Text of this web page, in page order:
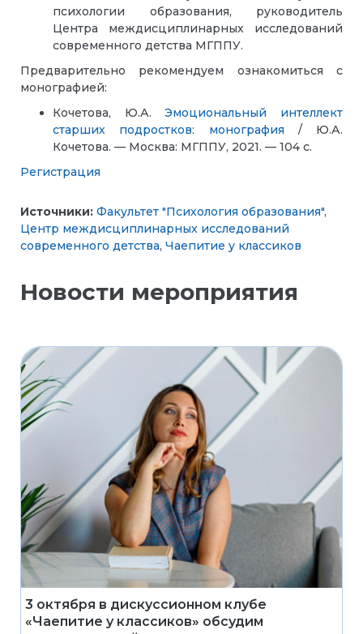
психологии образования, руководитель
Центра междисциплинарных исследований
современного детства МГППУ.
Предварительно рекомендуем ознакомиться с
монографией:
Кочетова, Ю.А.Эмоциональный интеллект
старших подростков: монография / Ю.А.
Кочетова. — Москва: МГППУ, 2021. — 104 с.
Регистрация
Источники: Факультет "Психология образования",
Центр междисциплинарных исследований
современного детства, Чаепитие у классиков
Новости мероприятия
3 октября в дискуссионном клубе
«Чаепитие у классиков» обсудим